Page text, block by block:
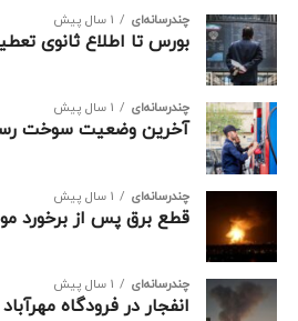
چندرسانه‌ای 1 سال پیش
بورس تا اطلاع ثانوی
چندرسانه‌ای 1 سال پیش
آخرین وضعیت سوخت
چندرسانه‌ای 1 سال پیش
قطع برق پس از برخورد
چندرسانه‌ای 1 سال پیش
انفجار در فرودگاه